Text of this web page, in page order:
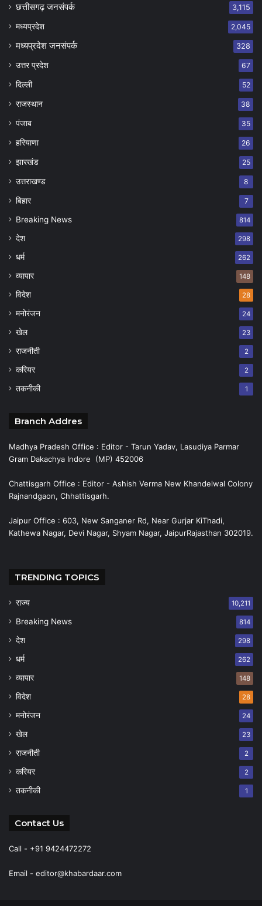
छत्तीसगढ़ जनसंपर्क 3,115
मध्यप्रदेश 2,045
मध्यप्रदेश जनसंपर्क 328
उत्तर प्रदेश 67
दिल्ली 52
राजस्थान 38
पंजाब 35
हरियाणा 26
झारखंड 25
उत्तराखण्ड 8
बिहार 7
Breaking News 814
देश 298
धर्म 262
व्यापार 148
विदेश 28
मनोरंजन 24
खेल 23
राजनीती 2
करियर 2
तकनीकी 1
Branch Addres
Madhya Pradesh Office : Editor - Tarun Yadav, Lasudiya Parmar
Gram Dakachya Indore (MP) 452006
Chattisgarh Office : Editor - Ashish Verma New Khandelwal Colony
Rajnandgaon, Chhattisgarh.
Jaipur Office : 603, New Sanganer Rd, Near Gurjar KiThadi,
Kathewa Nagar, Devi Nagar, Shyam Nagar, JaipurRajasthan 302019.
TRENDING TOPICS
राज्य 10,211
Breaking News 814
देश 298
धर्म 262
व्यापार 148
विदेश 28
मनोरंजन 24
खेल 23
राजनीती 2
करियर 2
तकनीकी 1
Contact Us
Call - +91 9424472272
Email - editor@khabardaar.com